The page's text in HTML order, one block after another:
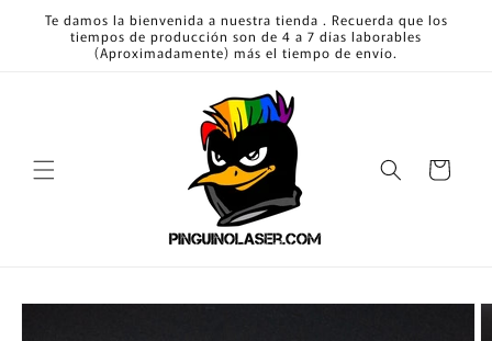
directamente
al contenido
Te damos la bienvenida a nuestra tienda . Recuerda que los
tiempos de producción son de 4 a 7 días laborables
(Aproximadamente) más el tiempo de envío.
Carrito
directamente